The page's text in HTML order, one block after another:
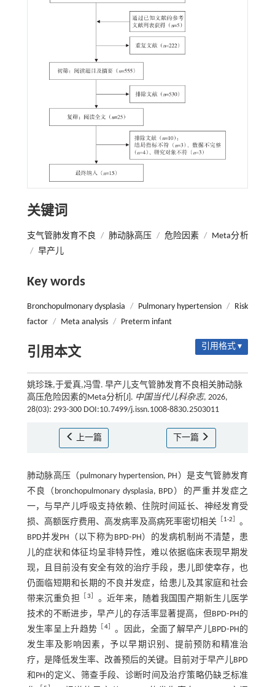
关键词
支气管肺发育不良 / 肺动脉高压 / 危险因素 / Meta分析
/ 早产儿
Key words
Bronchopulmonary dysplasia / Pulmonary hypertension / Risk
factor / Meta analysis / Preterm infant
引用本文 引用格式 ▾
姚珍珠,于爱真,冯雪. 早产儿支气管肺发育不良相关肺动脉
高压危险因素的Meta分析[J]. 中国当代儿科杂志, 2026,
28(03): 293-300 DOI:10.7499/j.issn.1008-8830.2503011
上一篇 下一篇
肺动脉高压（pulmonary hypertension, PH）是支气管肺发育
不良（bronchopulmonary dysplasia, BPD）的严重并发症之
一，与早产儿呼吸支持依赖、住院时间延长、神经发育受
损、高额医疗费用、高发病率及高病死率密切相关
1-2
。
BPD并发PH（以下称为BPD⁃PH）的发病机制尚不清楚，患
儿的症状和体征均呈非特异性，难以依据临床表现早期发
现，且目前没有安全有效的治疗手段，患儿即使幸存，也
仍面临短期和长期的不良并发症，给患儿及其家庭和社会
带来沉重负担
3
。近年来，随着我国围产期新生儿医学
技术的不断进步，早产儿的存活率显著提高，但BPD⁃PH的
发生率呈上升趋势
4］ 。因此，全面了解早产儿BPD⁃PH的
发生率及影响因素，予以早期识别、提前预防和精准治
疗，是降低发生率、改善预后的关键。目前对于早产儿BPD
和PH的定义、筛查手段、诊断时间及治疗策略仍缺乏标准